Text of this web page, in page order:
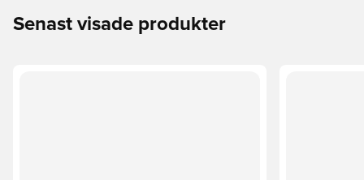
Senast visade produkter